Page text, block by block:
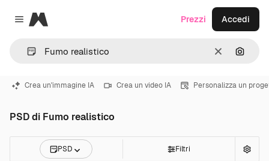
Close menu
Magnific
CancellaCerca
Prezzi Accedi
Crea un'immagine IA Crea un video IA Personalizza un
PSD di Fumo realistico
PSD Filtri